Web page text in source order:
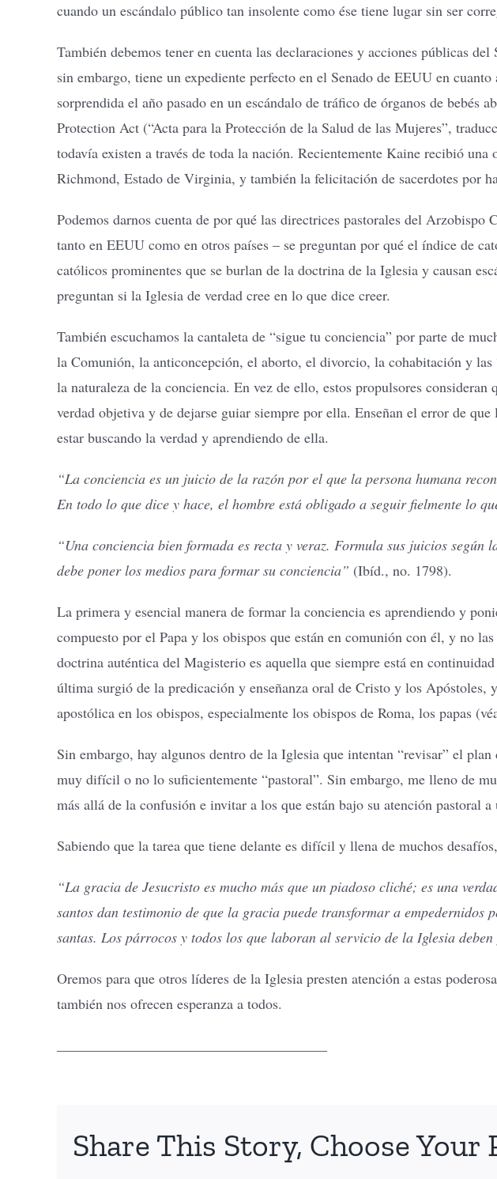
cuando un escándalo público tan insolente como ése tiene lugar sin ser
También debemos tener en cuenta las declaraciones y acciones públicas
sin embargo, tiene un expediente perfecto en el Senado de EEUU en
sorprendida el año pasado en un escándalo de tráfico de órganos de bebés
Protection Act (“Acta para la Protección de la Salud de las Mujeres”,
todavía existen a través de toda la nación. Recientemente Kaine recibió
Richmond, Estado de Virginia, y también la felicitación de sacerdotes por
Podemos darnos cuenta de por qué las directrices pastorales del
tanto en EEUU como en otros países – se preguntan por qué el índice de
católicos prominentes que se burlan de la doctrina de la Iglesia y causan
preguntan si la Iglesia de verdad cree en lo que dice creer.
También escuchamos la cantaleta de “sigue tu conciencia” por parte de
la Comunión, la anticoncepción, el aborto, el divorcio, la cohabitación y las
la naturaleza de la conciencia. En vez de ello, estos propulsores
verdad objetiva y de dejarse guiar siempre por ella. Enseñan el error de
estar buscando la verdad y aprendiendo de ella.
“La conciencia es un juicio de la razón por el que la persona humana
En todo lo que dice y hace, el hombre está obligado a seguir fielmente lo
“Una conciencia bien formada es recta y veraz. Formula sus juicios
debe poner los medios para formar su conciencia” (Ibíd., no. 1798).
La primera y esencial manera de formar la conciencia es aprendiendo y
compuesto por el Papa y los obispos que están en comunión con él, y no
doctrina auténtica del Magisterio es aquella que siempre está en
última surgió de la predicación y enseñanza oral de Cristo y los
apostólica en los obispos, especialmente los obispos de Roma, los papas
Sin embargo, hay algunos dentro de la Iglesia que intentan “revisar” el
muy difícil o no lo suficientemente “pastoral”. Sin embargo, me lleno de
más allá de la confusión e invitar a los que están bajo su atención pastoral
Sabiendo que la tarea que tiene delante es difícil y llena de muchos
“La gracia de Jesucristo es mucho más que un piadoso cliché; es una
santos dan testimonio de que la gracia puede transformar a
santas. Los párrocos y todos los que laboran al servicio de la Iglesia
Oremos para que otros líderes de la Iglesia presten atención a estas
también nos ofrecen esperanza a todos.
Share This Story, Choose